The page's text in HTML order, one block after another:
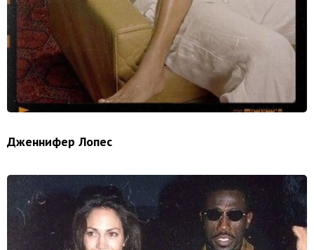
Дженнифер Лопес